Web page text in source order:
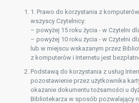
1. Prawo do korzystania z
wszyscy Czytelnicy:
– powyżej 15 roku życia - w Czytelni
– powyżej 10 roku życia - w Czytelni
lub w miejscu wskazanym przez
z komputerów i Internetu jest
Podstawą do korzystania z usług
pozostawienie przez użytkownika
okazanie dokumentu tożsamości u
Bibliotekarza w sposób pozwalający